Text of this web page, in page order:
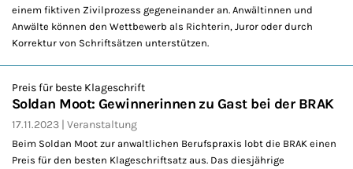
einem fiktiven Zivilprozess gegeneinander an. Anwältinnen und
Anwälte können den Wettbewerb als Richterin, Juror oder durch
Korrektur von Schriftsätzen unterstützen.
Preis für beste Klageschrift
Soldan Moot: Gewinnerinnen zu Gast bei der BRAK
17.11.2023 Veranstaltung
Beim Soldan Moot zur anwaltlichen Berufspraxis lobt die BRAK einen
Preis für den besten Klageschriftsatz aus. Das diesjährige